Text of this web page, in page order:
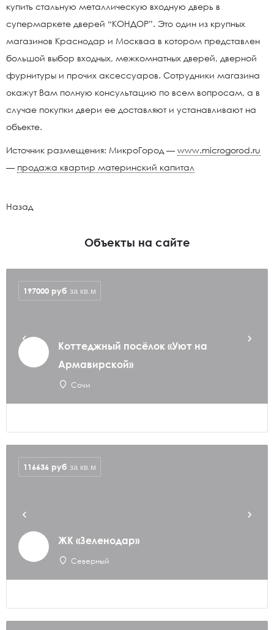
купить стальную металлическую входную дверь в
супермаркете дверей “КОНДОР”. Это один из крупных
магазинов Краснодар и Москваа в котором представлен
большой выбор входных, межкомнатных дверей, дверной
фурнитуры и прочих аксессуаров. Сотрудники магазина
окажут Вам полную консультацию по всем вопросам, а в
случае покупки двери ее доставляют и устанавливают на
объекте.
Источник размещения: МикроГород — www.microgorod.ru
— продажа квартир материнский капитал
Назад
Объекты на сайте
Коттеджный посёлок «Уют на
Армавирской»
Сочи
197000 руб за кв.м
ЖК «Зеленодар»
Северный
116636 руб за кв.м